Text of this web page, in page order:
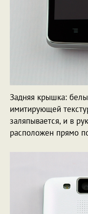
Задняя крышка:
имитирующей
заляпывается, и в
расположен прямо